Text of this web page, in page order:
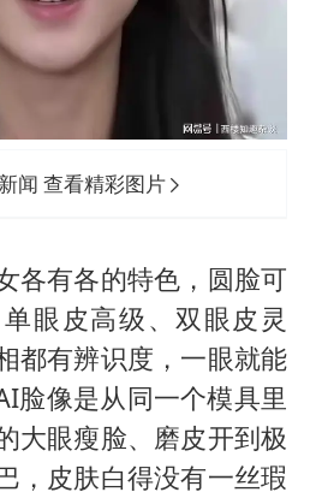
闻 查看精彩图片
各有各的特色，圆脸可
眼皮高级、双眼皮灵
都有辨识度，一眼就能
脸像是从同一个模具里
大眼瘦脸、磨皮开到极
，皮肤白得没有一丝瑕